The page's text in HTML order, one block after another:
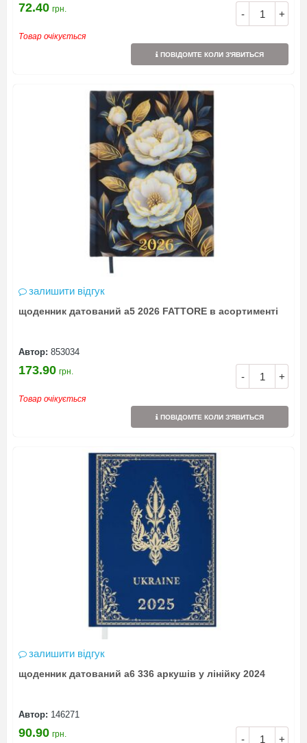
- +
72.40 грн.
Товар очікується
ПОВІДОМТЕ КОЛИ З'ЯВИТЬСЯ
залишити відгук
щоденник датований а5 2026 FATTORE в асортименті
Автор: 853034
- +
173.90 грн.
Товар очікується
ПОВІДОМТЕ КОЛИ З'ЯВИТЬСЯ
залишити відгук
щоденник датований а6 336 аркушів у лінійку 2024
Автор: 146271
- +
90.90 грн.